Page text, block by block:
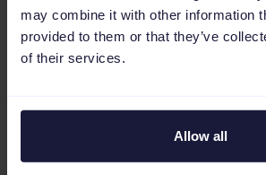
may combine it with other information
provided to them or that they’ve
of their services.
Allow all
2. Meer volume
zich in een specifieke fase van
bevinden. Het beste moment